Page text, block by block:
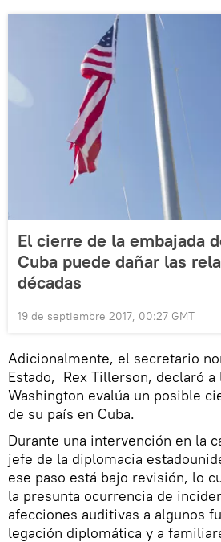
El cierre de la embajada
Cuba puede dañar las
décadas
19 de septiembre 2017, 00:27 GMT
Adicionalmente, el secretario
Estado, Rex Tillerson, declaró
Washington evalúa un posible
de su país en Cuba.
Durante una intervención en la
jefe de la diplomacia
ese paso está bajo revisión, lo
la presunta ocurrencia de
afecciones auditivas a algunos
legación diplomática y a